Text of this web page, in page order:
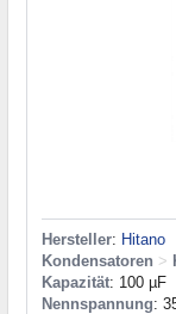
Hersteller: Hitano
Kondensatoren >
Kapazität: 100 µF
Nennspannung: